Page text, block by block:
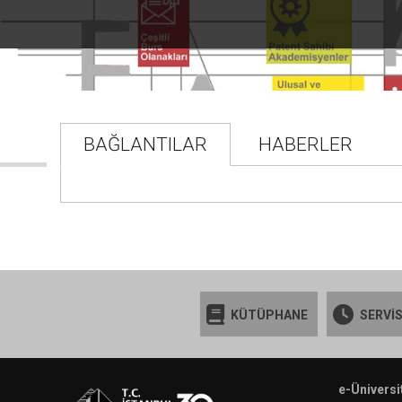
BAĞLANTILAR HABERLER
KÜTÜPHANE
e-